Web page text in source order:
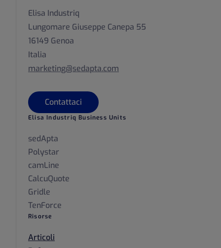
Elisa Industriq
Lungomare Giuseppe Canepa 55
16149 Genoa
Italia
marketing@sedapta.com
Contattaci
Elisa Industriq Business Units
sedApta
Polystar
camLine
CalcuQuote
Gridle
TenForce
Risorse
Articoli